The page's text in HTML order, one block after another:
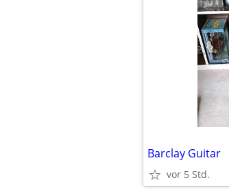
Barclay Guitar
vor 5 Std.